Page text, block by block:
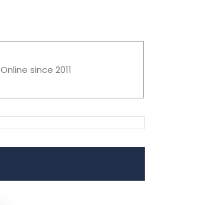
Online since 2011